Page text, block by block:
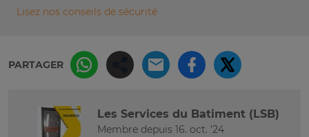
Lisez nos conseils de sécurité
PARTAGER
Les Services du Batiment (LSB)
Membre depuis 16. oct. '24